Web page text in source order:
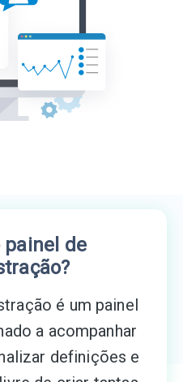
painel de
é um painel
a acompanhar
definições e